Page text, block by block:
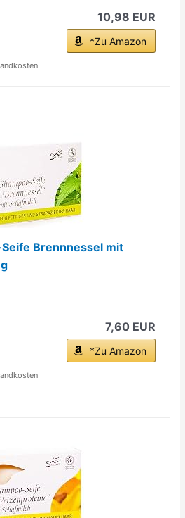
10,98 EUR
*Zu Amazon
Brennnessel mit
7,60 EUR
*Zu Amazon